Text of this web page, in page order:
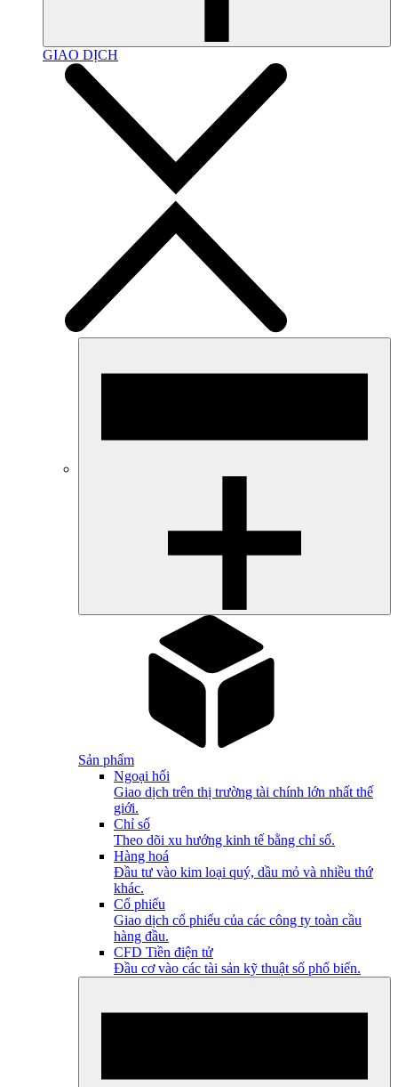
GIAO DỊCH
Sản phẩm
Ngoại hối
Giao dịch trên thị trường tài chính lớn nhất thế
giới.
Chỉ số
Theo dõi xu hướng kinh tế bằng chỉ số.
Hàng hoá
Đầu tư vào kim loại quý, dầu mỏ và nhiều thứ
khác.
Cổ phiếu
Giao dịch cổ phiếu của các công ty toàn cầu
hàng đầu.
CFD Tiền điện tử
Đầu cơ vào các tài sản kỹ thuật số phổ biến.